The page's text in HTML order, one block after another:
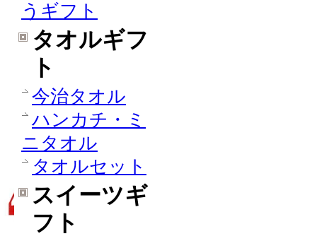
うギフト
タオルギフ
ト
今治タオル
ハンカチ・ミ
ニタオル
タオルセット
スイーツギ
フト